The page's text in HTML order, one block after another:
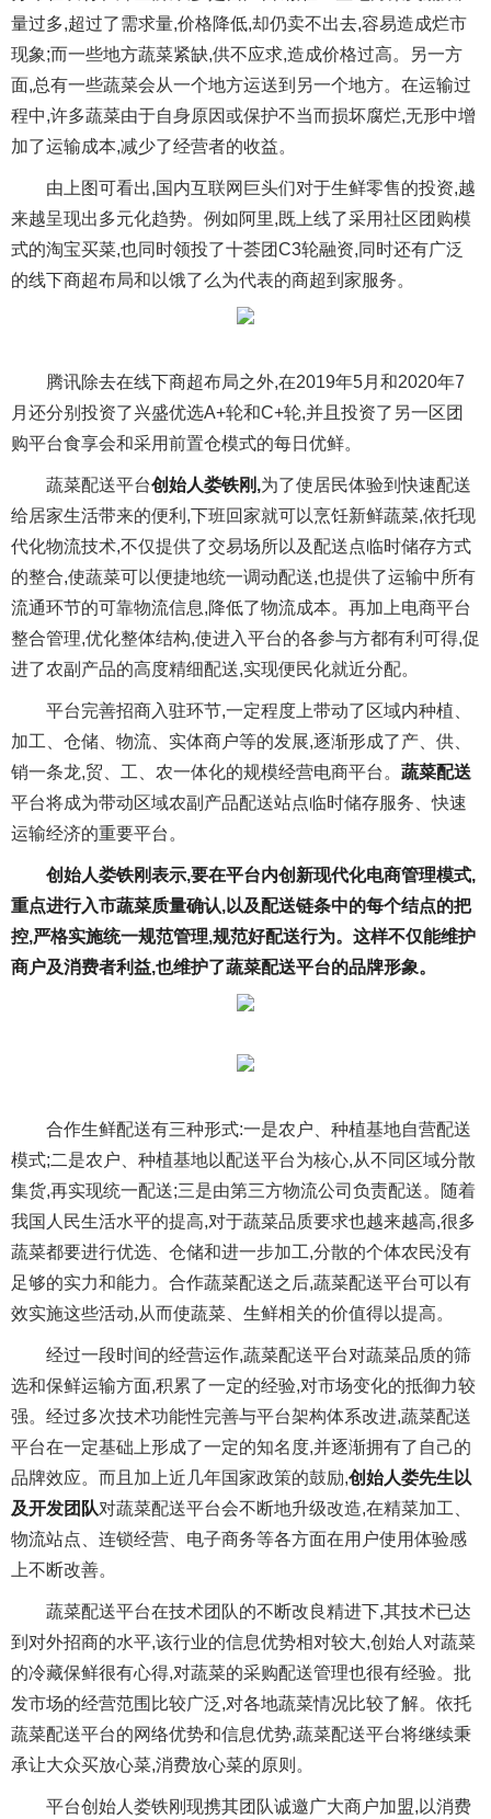
量过多,超过了需求量,价格降低,却仍卖不出去,容易造成烂市
现象;而一些地方蔬菜紧缺,供不应求,造成价格过高。另一方
面,总有一些蔬菜会从一个地方运送到另一个地方。在运输过
程中,许多蔬菜由于自身原因或保护不当而损坏腐烂,无形中增
加了运输成本,减少了经营者的收益。
由上图可看出,国内互联网巨头们对于生鲜零售的投资,越
来越呈现出多元化趋势。例如阿里,既上线了采用社区团购模
式的淘宝买菜,也同时领投了十荟团C3轮融资,同时还有广泛
的线下商超布局和以饿了么为代表的商超到家服务。
腾讯除去在线下商超布局之外,在2019年5月和2020年7
月还分别投资了兴盛优选A+轮和C+轮,并且投资了另一区团
购平台食享会和采用前置仓模式的每日优鲜。
蔬菜配送平台创始人娄铁刚,为了使居民体验到快速配送
给居家生活带来的便利,下班回家就可以烹饪新鲜蔬菜,依托现
代化物流技术,不仅提供了交易场所以及配送点临时储存方式
的整合,使蔬菜可以便捷地统一调动配送,也提供了运输中所有
流通环节的可靠物流信息,降低了物流成本。再加上电商平台
整合管理,优化整体结构,使进入平台的各参与方都有利可得,促
进了农副产品的高度精细配送,实现便民化就近分配。
平台完善招商入驻环节,一定程度上带动了区域内种植、
加工、仓储、物流、实体商户等的发展,逐渐形成了产、供、
销一条龙,贸、工、农一体化的规模经营电商平台。 蔬菜配送
平台将成为带动区域农副产品配送站点临时储存服务、快速
运输经济的重要平台。
创始人娄铁刚表示,要在平台内创新现代化电商管理模式,
重点进行入市蔬菜质量确认,以及配送链条中的每个结点的把
控,严格实施统一规范管理,规范好配送行为。这样不仅能维护
商户及消费者利益,也维护了蔬菜配送平台的品牌形象。
合作生鲜配送有三种形式:一是农户、种植基地自营配送
模式;二是农户、种植基地以配送平台为核心,从不同区域分散
集货,再实现统一配送;三是由第三方物流公司负责配送。随着
我国人民生活水平的提高,对于蔬菜品质要求也越来越高,很多
蔬菜都要进行优选、仓储和进一步加工,分散的个体农民没有
足够的实力和能力。合作蔬菜配送之后,蔬菜配送平台可以有
效实施这些活动,从而使蔬菜、生鲜相关的价值得以提高。
经过一段时间的经营运作,蔬菜配送平台对蔬菜品质的筛
选和保鲜运输方面,积累了一定的经验,对市场变化的抵御力较
强。经过多次技术功能性完善与平台架构体系改进,蔬菜配送
平台在一定基础上形成了一定的知名度,并逐渐拥有了自己的
品牌效应。而且加上近几年国家政策的鼓励,创始人娄先生以
及开发团队对蔬菜配送平台会不断地升级改造,在精菜加工、
物流站点、连锁经营、电子商务等各方面在用户使用体验感
上不断改善。
蔬菜配送平台在技术团队的不断改良精进下,其技术已达
到对外招商的水平,该行业的信息优势相对较大,创始人对蔬菜
的冷藏保鲜很有心得,对蔬菜的采购配送管理也很有经验。批
发市场的经营范围比较广泛,对各地蔬菜情况比较了解。依托
蔬菜配送平台的网络优势和信息优势,蔬菜配送平台将继续秉
承让大众买放心菜,消费放心菜的原则。
平台创始人娄铁刚现携其团队诚邀广大商户加盟,以消费